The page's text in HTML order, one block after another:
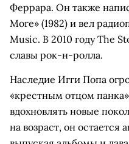
Феррара. Он также
More» (1982) и вел
Music. В 2010 году The
славы рок-н-ролла.
Наследие Игги Попа
«крестным отцом
вдохновлять новые
на возраст, он